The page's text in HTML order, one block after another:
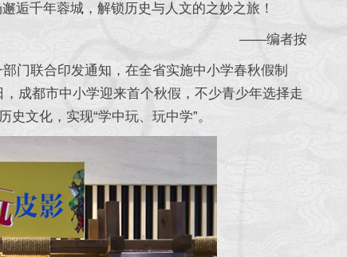
逅千年蓉城，解锁历史与人文的之妙之旅！
——编者按
联合印发通知，在全省实施中小学春秋假制
成都市中小学迎来首个秋假，不少青少年选择走
文化，实现“学中玩、玩中学”。